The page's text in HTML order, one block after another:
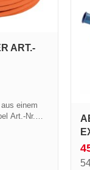
ART.-
einem
Art.-Nr.